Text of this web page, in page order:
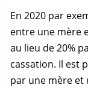
En 2020 par
entre une mère
au lieu de 20%
cassation. Il est
par une mère et